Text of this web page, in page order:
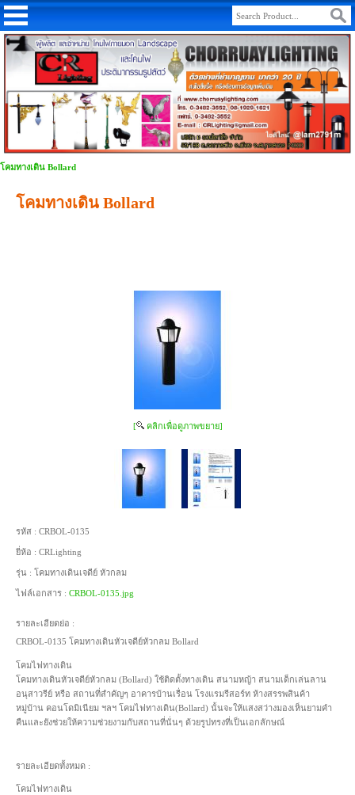
โคมทางเดิน Bollard
โคมทางเดิน Bollard
[ คลิกเพื่อดูภาพขยาย]
รหัส : CRBOL-0135
ยี่ห้อ : CRLighting
รุ่น : โคมทางเดินเจดีย์ หัวกลม
ไฟล์เอกสาร : CRBOL-0135.jpg
รายละเอียดย่อ :
CRBOL-0135 โคมทางเดินหัวเจดีย์หัวกลม Bollard
โคมไฟทางเดิน
โคมทางเดินหัวเจดีย์หัวกลม (Bollard) ใช้ติดตั้งทางเดิน สนามหญ้า สนามเด็กเล่นลาน
อนุสาวรีย์ หรือ สถานที่สำคัญๆ อาคารบ้านเรื่อน โรงแรมรีสอร์ท ห้างสรรพสินค้า
หมู่บ้าน คอนโดมิเนียม ฯลฯ โคมไฟทางเดิน(Bollard) นั้นจะให้แสงสว่างมองเห็นยามคำ
คืนและยังช่วยให้ความช่วยงามกับสถานที่นั่นๆ ด้วยรูปทรงที่เป็นเอกลักษณ์
รายละเอียดทั้งหมด :
โคมไฟทางเดิน